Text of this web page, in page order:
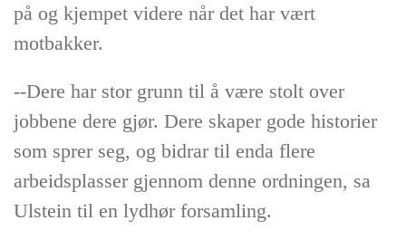
på og kjempet videre når det har vært
motbakker.
--Dere har stor grunn til å være stolt over
jobbene dere gjør. Dere skaper gode historier
som sprer seg, og bidrar til enda flere
arbeidsplasser gjennom denne ordningen, sa
Ulstein til en lydhør forsamling.